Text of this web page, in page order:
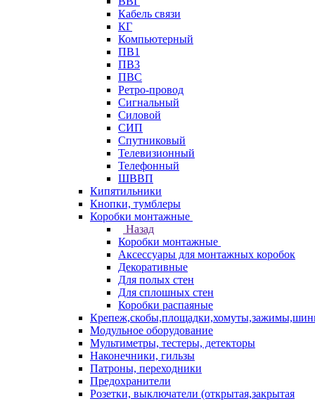
Кабель связи
КГ
Компьютерный
ПВ1
ПВ3
ПВС
Ретро-провод
Сигнальный
Силовой
СИП
Спутниковый
Телевизионный
Телефонный
ШВВП
Кипятильники
Кнопки, тумблеры
Коробки монтажные
Назад
Коробки монтажные
Аксессуары для монтажных коробок
Декоративные
Для полых стен
Для сплошных стен
Коробки распаяные
Модульное оборудование
Мультиметры, тестеры, детекторы
Наконечники, гильзы
Патроны, переходники
Предохранители
Розетки, выключатели (открытая,закрытая